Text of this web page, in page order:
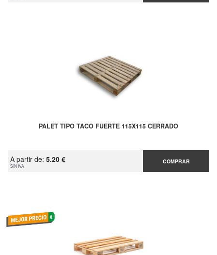
PALET TIPO TACO FUERTE 115X115 CERRADO
A partir de: 5.20 €
SIN IVA
COMPRAR